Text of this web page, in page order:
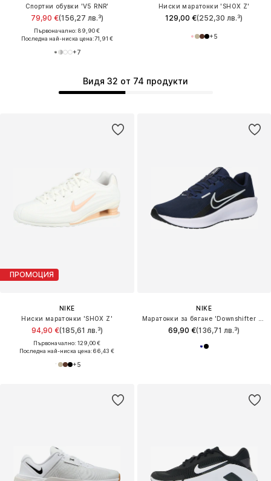
Спортни обувки 'V5 RNR'
79,90 €(156,27 лв.³)
Първоначално: 89,90 €
Последна най-ниска цена:71,91 €
+7
Ниски маратонки 'SHOX Z'
129,00 €(252,30 лв.³)
+5
Видя 32 от 74 продукти
ПРОМОЦИЯ
NIKE
Ниски маратонки 'SHOX Z'
94,90 €(185,61 лв.³)
Първоначално: 129,00 €
Последна най-ниска цена:66,43 €
+5
NIKE
69,90 €(136,71 лв.³)